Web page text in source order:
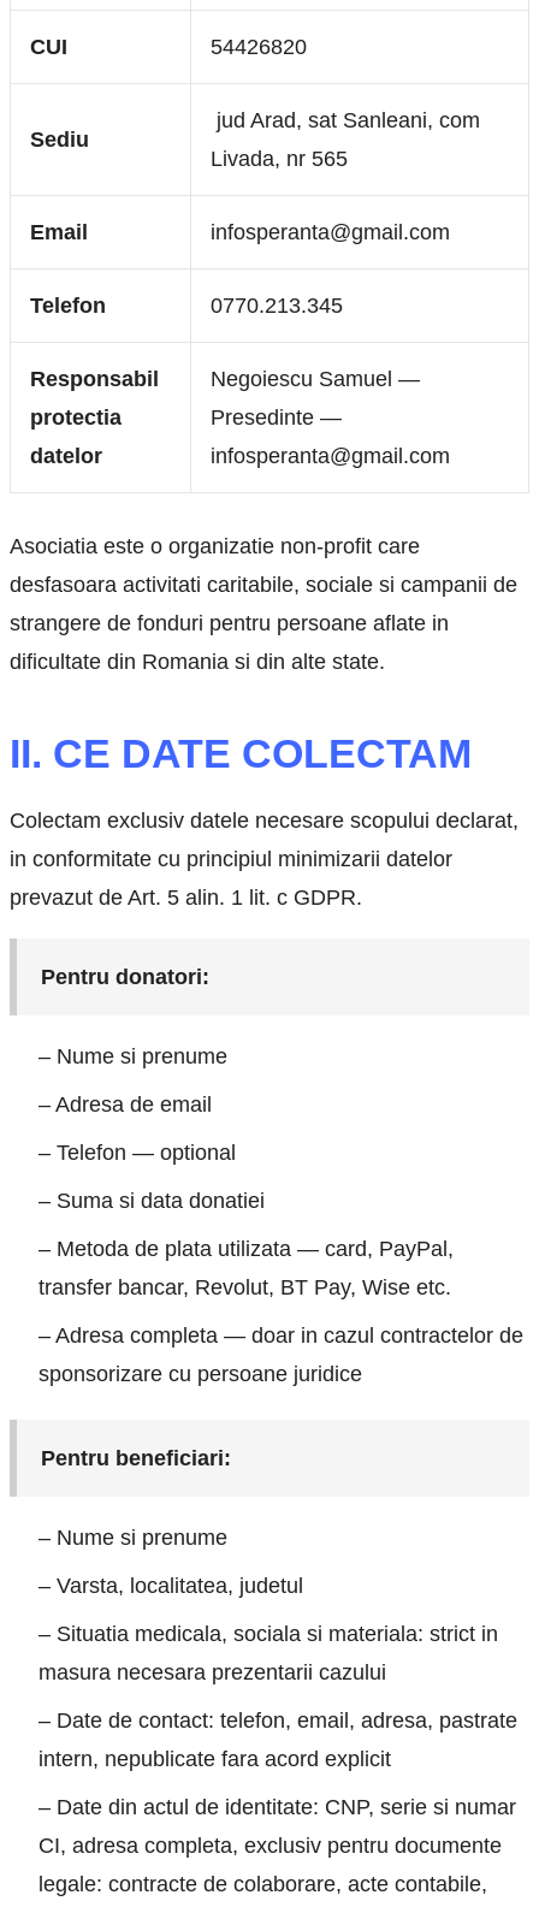
CUI 54426820
Sediu
jud Arad, sat Sanleani, com
Livada, nr 565
Email infosperanta@gmail.com
Telefon 0770.213.345
Responsabil
protectia
datelor
Negoiescu Samuel —
Presedinte —
infosperanta@gmail.com
Asociatia este o organizatie non-profit care
desfasoara activitati caritabile, sociale si campanii de
strangere de fonduri pentru persoane aflate in
dificultate din Romania si din alte state.
II. CE DATE COLECTAM
Colectam exclusiv datele necesare scopului declarat,
in conformitate cu principiul minimizarii datelor
prevazut de Art. 5 alin. 1 lit. c GDPR.
Pentru donatori:
– Nume si prenume
– Adresa de email
– Telefon — optional
– Suma si data donatiei
– Metoda de plata utilizata — card, PayPal,
transfer bancar, Revolut, BT Pay, Wise etc.
– Adresa completa — doar in cazul contractelor de
sponsorizare cu persoane juridice
Pentru beneficiari:
– Nume si prenume
– Varsta, localitatea, judetul
– Situatia medicala, sociala si materiala: strict in
masura necesara prezentarii cazului
– Date de contact: telefon, email, adresa, pastrate
intern, nepublicate fara acord explicit
– Date din actul de identitate: CNP, serie si numar
CI, adresa completa, exclusiv pentru documente
legale: contracte de colaborare, acte contabile,